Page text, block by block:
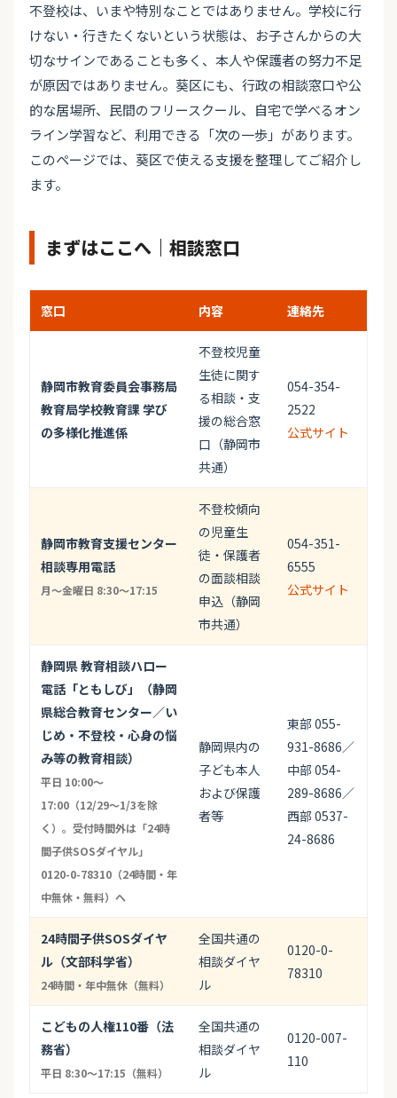
不登校は、いまや特別なことではありません。学校に行
けない・行きたくないという状態は、お子さんからの大
切なサインであることも多く、本人や保護者の努力不足
が原因ではありません。葵区にも、行政の相談窓口や公
的な居場所、民間のフリースクール、自宅で学べるオン
ライン学習など、利用できる「次の一歩」があります。
このページでは、葵区で使える支援を整理してご紹介し
ます。
まずはここへ｜相談窓口
窓口 内容 連絡先
静岡市教育委員会事務局
教育局学校教育課 学び
の多様化推進係
不登校児童
生徒に関す
る相談・支
援の総合窓
口（静岡市
共通）
054-354-
2522
公式サイト
静岡市教育支援センター
相談専用電話
月～金曜日 8:30～17:15
不登校傾向
の児童生
徒・保護者
の面談相談
申込（静岡
市共通）
054-351-
6555
公式サイト
静岡県 教育相談ハロー
電話「ともしび」（静岡
県総合教育センター／い
じめ・不登校・心身の悩
み等の教育相談）
平日 10:00〜
17:00（12/29〜1/3を除
く）。受付時間外は「24時
間子供SOSダイヤル」
0120-0-78310（24時間・年
中無休・無料）へ
静岡県内の
子ども本人
および保護
者等
東部 055-
931-8686／
中部 054-
289-8686／
西部 0537-
24-8686
24時間子供SOSダイヤ
ル（文部科学省）
24時間・年中無休（無料）
全国共通の
相談ダイヤ
ル
0120-0-
78310
こどもの人権110番（法
務省）
平日 8:30〜17:15（無料）
全国共通の
相談ダイヤ
ル
0120-007-
110